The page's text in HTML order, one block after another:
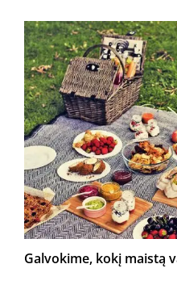
Galvokime, kokį maistą